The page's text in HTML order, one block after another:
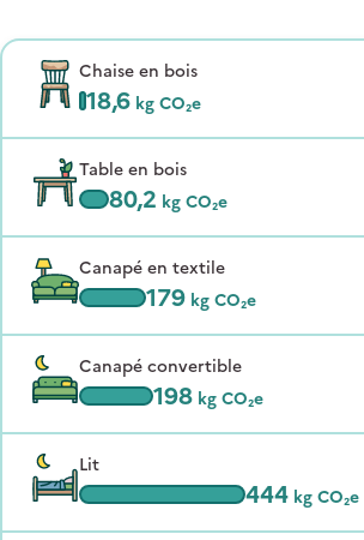
Chaise en bois
18,6 kg CO₂e
Table en bois
80,2 kg CO₂e
Canapé en textile
179 kg CO₂e
Canapé convertible
198 kg CO₂e
Lit
444 kg CO₂e